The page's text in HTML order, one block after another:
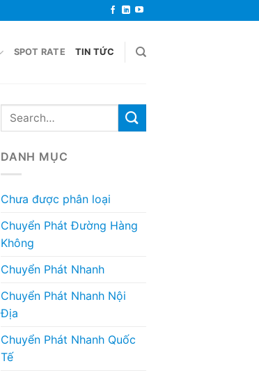
SPOT RATE TIN TỨC
DANH MỤC
Chưa được phân loại
Chuyển Phát Đường Hàng
Không
Chuyển Phát Nhanh
Chuyển Phát Nhanh Nội
Địa
Chuyển Phát Nhanh Quốc
Tế